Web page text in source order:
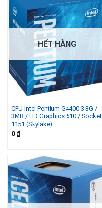
HẾT HÀNG
CPU Intel Pentium G4400 3.3G /
3MB / HD Graphics 510 / Socket
1151 (Skylake)
0₫